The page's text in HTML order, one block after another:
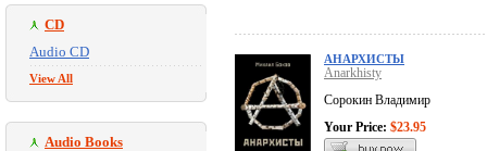
CD
Audio CD
View All
Audio Books
АНАРХИСТЫ
Anarkhisty
Сорокин Владимир
Your Price: $23.95